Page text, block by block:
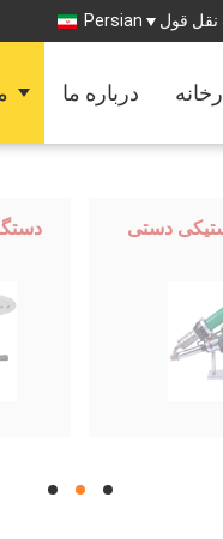
قول Persian
درباره ما
دستی
hd
hd
hd